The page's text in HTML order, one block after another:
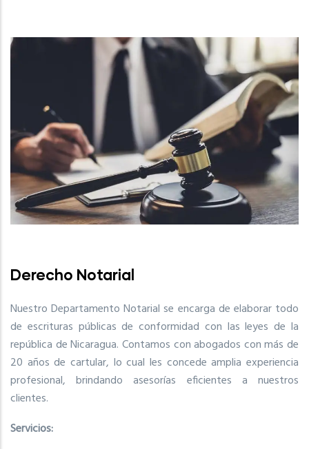
Derecho Notarial
Nuestro Departamento Notarial se encarga de elaborar todo
de escrituras públicas de conformidad con las leyes de la
república de Nicaragua. Contamos con abogados con más de
20 años de cartular, lo cual les concede amplia experiencia
profesional, brindando asesorías eficientes a nuestros
clientes.
Servicios: